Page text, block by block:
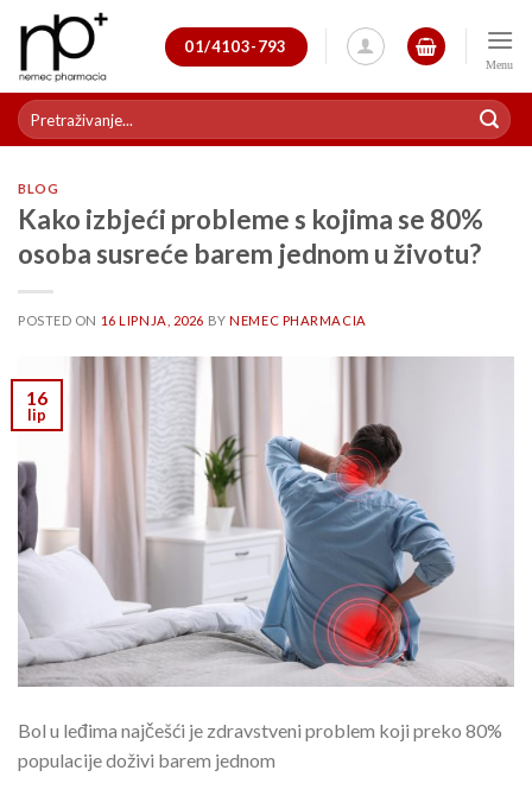
content
01/4103-793
Pretraži:
BLOG
Kako izbjeći probleme s kojima se 80%
osoba susreće barem jednom u životu?
POSTED ON 16 LIPNJA, 2026 BYNEMEC PHARMACIA
16
lip
Bol u leđima najčešći je zdravstveni problem koji preko 80%
populacije doživi barem jednom